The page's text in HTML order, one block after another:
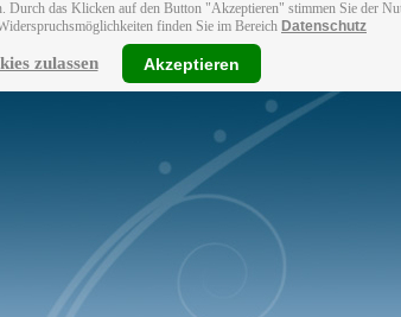
das Klicken auf den Button "Akzeptieren" stimmen Sie der
finden Sie im Bereich Datenschutz
zulassen Akzeptieren